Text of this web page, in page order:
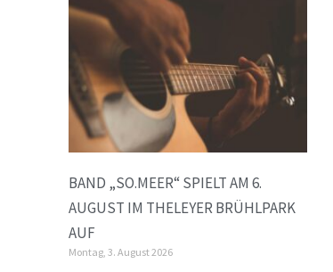
BAND „SO.MEER“ SPIELT AM 6.
AUGUST IM THELEYER BRÜHLPARK
AUF
Montag, 3. August 2026